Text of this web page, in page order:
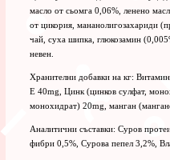
масло от сьомга 0,06%, ленено
от цикория, мананолигозахариди
чай, суха шипка, глюкозамин
невен.
Хранителни добавки на кг:
Е 40mg, Цинк (цинков сулфат,
монохидрат) 20mg, манган
Аналитични съставки: Суров
фибри 0,5%, Сурова пепел 3,2%,